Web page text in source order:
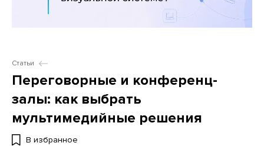
Статьи
Переговорные и конференц-
залы: как выбрать
мультимедийные решения
В избранное